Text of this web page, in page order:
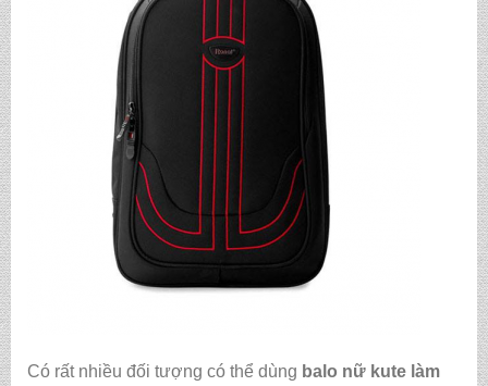
Có rất nhiều đối tượng có thể dùng balo nữ kute làm